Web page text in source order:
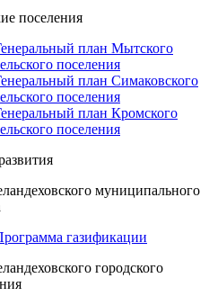
поселения
план Мытского
поселения
план Симаковского
поселения
план Кромского
поселения
муниципального
газификации
городского